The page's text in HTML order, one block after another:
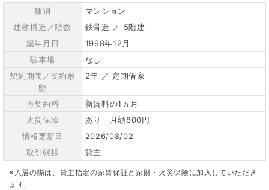
種別
マンション
建物構造／階数
鉄骨造 ／ 5階建
築年月日
1998年12月
駐車場
なし
契約期間／契約形
態
2年 ／ 定期借家
再契約料
新賃料の1ヵ月
火災保険
あり 月額800円
情報更新日
2026/08/02
取引態様
貸主
※入居の際は、貸主指定の家賃保証と家財・火災保険に加入していただき
ます。